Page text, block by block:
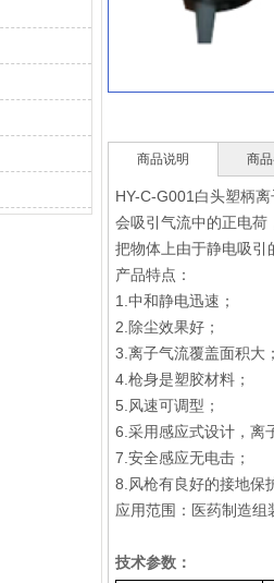
商品说明 商
HY-C-G001白头塑柄
会吸引气流中的正电荷
把物体上由于静电吸引
产品特点：
1.中和静电迅速；
2.除尘效果好；
3.离子气流覆盖面积大；
4.枪身是塑胶材料；
5.风速可调型；
6.采用感应式设计，离
7.安全感应无电击；
8.风枪有良好的接地保
应用范围：医药制造组
技术参数：